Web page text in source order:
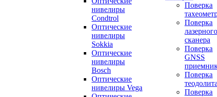
нивелиры
Condtrol
Оптические
нивелиры
Sokkia
Оптические
нивелиры
Bosch
Оптические
нивелиры Vega
Поверка
Поверка
лазерного
сканера
Поверка
GNSS
Поверка
Поверка